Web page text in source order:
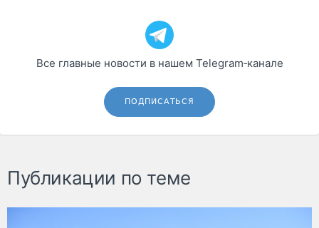
Все главные новости в нашем Telegram‑канале
ПОДПИСАТЬСЯ
Публикации по теме